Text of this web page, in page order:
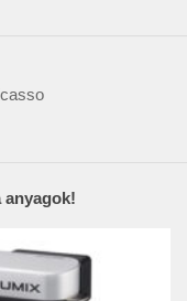
anyagok!